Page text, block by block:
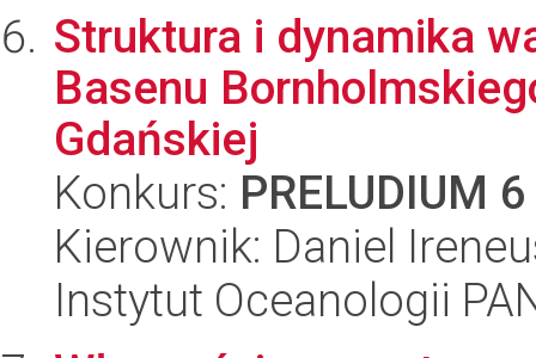
Struktura i dynamika
Basenu
Gdańskiej
Konkurs: PRELUDIUM 6
Kierownik: Daniel
Instytut Oceanologii